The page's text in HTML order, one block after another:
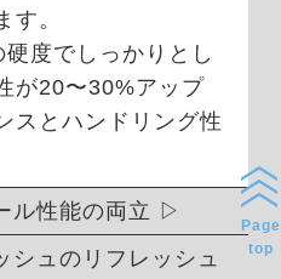
す。
度でしっかりとし
が20〜30%アップ
スとハンドリング性
ル性能の両立
シュのリフレッシュ
Page
top